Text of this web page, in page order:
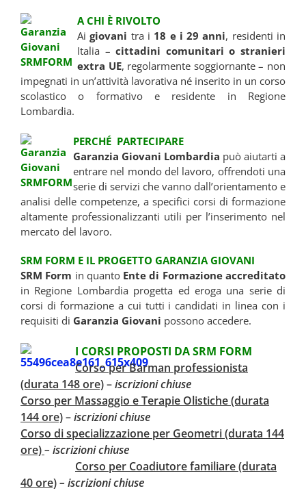
ACHI È RIVOLTO
Aigiovani tra i 18 e i 29 anni, residenti in
Italia –cittadini comunitari o stranieri
extra UE, regolarmente soggiornante – non
impegnati in un’attività lavorativa né inserito in un corso
scolastico o formativo e residente in Regione
Lombardia.
PERCHÉ PARTECIPARE
Garanzia Giovani Lombardia può aiutarti a
entrare nel mondo del lavoro, offrendoti una
serie di servizi che vanno dall’orientamento e
analisi delle competenze, a specifici corsi di formazione
altamente professionalizzanti utili per l’inserimento nel
mercato del lavoro.
SRM FORM E IL PROGETTO GARANZIA GIOVANI
SRM Form in quanto Ente di Formazione accreditato
in Regione Lombardia progetta ed eroga una serie di
corsi di formazione a cui tutti i candidati in linea con i
requisiti di Garanzia Giovani possono accedere.
I CORSI PROPOSTI DA SRM FORM
Corso per Barman professionista
(durata 148 ore)–iscrizioni chiuse
Corso per Massaggio e Terapie Olistiche (durata
144 ore)–iscrizioni chiuse
Corso di specializzazione per Geometri (durata 144
ore)– iscrizioni chiuse
Corso per Coadiutore familiare (durata
40 ore)– iscrizioni chiuse